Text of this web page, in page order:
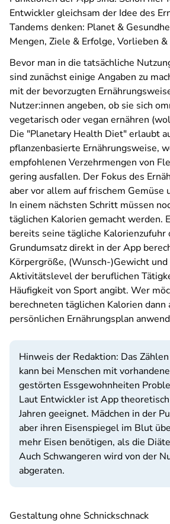
Entwickler gleichsam der Idee des
Tandems denken: Planet &
Mengen, Ziele & Erfolge, Vorlieben
Bevor man in die tatsächliche
sind zunächst einige Angaben zu
mit der bevorzugten
Nutzer:innen angeben, ob sie sich
vegetarisch oder vegan ernähren
Die "Planetary Health Diet" erlaubt
pflanzenbasierte Ernährungsweise,
empfohlenen Verzehrmengen von
gering ausfallen. Der Fokus des
aber vor allem auf frischem Gemüse
In einem nächsten Schritt müssen
täglichen Kalorien gemacht werden.
bereits seine tägliche Kalorienzufuhr
Grundumsatz direkt in der App
Körpergröße, (Wunsch-)Gewicht
Aktivitätslevel der beruflichen
Häufigkeit von Sport angibt. Wer
berechneten täglichen Kalorien dann
persönlichen Ernährungsplan
Hinweis der Redaktion: Das
kann bei Menschen mit
gestörten Essgewohnheiten
Laut Entwickler ist App
Jahren geeignet. Mädchen in der
aber ihren Eisenspiegel im Blut
mehr Eisen benötigen, als die
Auch Schwangeren wird von der
abgeraten.
Gestaltung ohne Schnickschnack